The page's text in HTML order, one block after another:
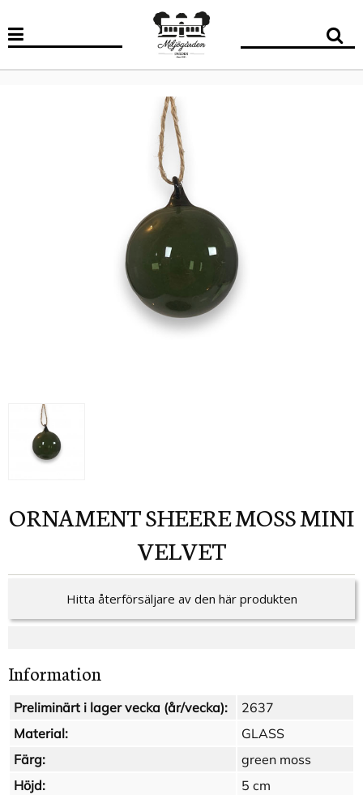
ORNAMENT SHEERE MOSS MINI
VELVET
Hitta återförsäljare av den här produkten
Information
Preliminärt i lager vecka (år/vecka):
2637
Material:
GLASS
Färg:
green moss
Höjd:
5 cm